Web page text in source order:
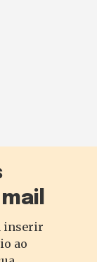
inserir
ao